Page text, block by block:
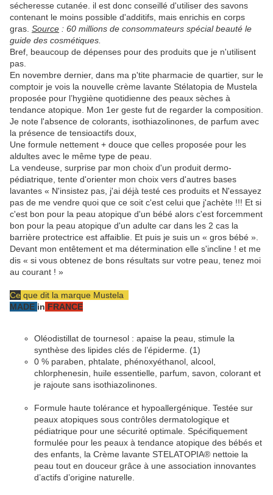
sécheresse cutanée. il est donc conseillé d'utiliser des savons
contenant le moins possible d'additifs, mais enrichis en corps
gras. Source : 60 millions de consommateurs spécial beauté le
guide des cosmétiques.
Bref, beaucoup de dépenses pour des produits que je n'utilisent
pas.
En novembre dernier, dans ma p'tite pharmacie de quartier, sur le
comptoir je vois la nouvelle crème lavante Stélatopia de Mustela
proposée pour l’hygiène quotidienne des peaux sèches à
tendance atopique. Mon 1er geste fut de regarder la composition.
Je note l'absence de colorants, isothiazolinones, de parfum avec
la présence de tensioactifs doux,
Une formule nettement + douce que celles proposée pour les
aldultes avec le même type de peau.
La vendeuse, surprise par mon choix d'un produit dermo-
pédiatrique, tente d'orienter mon choix vers d'autres bases
lavantes « N'insistez pas, j'ai déjà testé ces produits et N'essayez
pas de me vendre quoi que ce soit c'est celui que j'achète !!! Et si
c'est bon pour la peau atopique d'un bébé alors c'est forcemment
bon pour la peau atopique d'un adulte car dans les 2 cas la
barrière protectrice est affaiblie. Et puis je suis un « gros bébé ».
Devant mon entêtement et ma détermination elle s'incline ! et me
dis « si vous obtenez de bons résultats sur votre peau, tenez moi
au courant ! »
Ce que dit la marque Mustela
MADE in FRANCE
Oléodistillat de tournesol : apaise la peau, stimule la
synthèse des lipides clés de l’épiderme. (1)
0 % paraben, phtalate, phénoxyéthanol, alcool,
chlorphenesin, huile essentielle, parfum, savon, colorant et
je rajoute sans isothiazolinones.
Formule haute tolérance et hypoallergénique. Testée sur
peaux atopiques sous contrôles dermatologique et
pédiatrique pour une sécurité optimale. Spécifiquement
formulée pour les peaux à tendance atopique des bébés et
des enfants, la Crème lavante STELATOPIA® nettoie la
peau tout en douceur grâce à une association innovantes
d’actifs d’origine naturelle.